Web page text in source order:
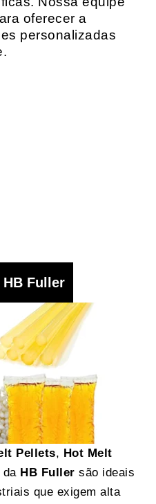
oferecer a
personalizadas
Fuller
Pellets, Hot Melt
da HB Fuller são ideais
que exigem alta